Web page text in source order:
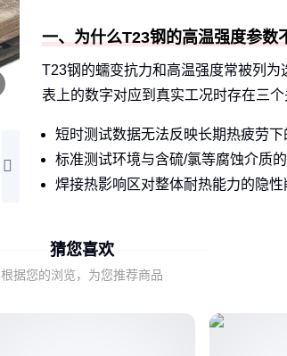
一、为什么T23钢的高温强度参数
T23钢的蠕变抗力和高温强度常被列为
表上的数字对应到真实工况时存在三个
短时测试数据无法反映长期热疲劳
标准测试环境与含硫/氯等腐蚀介质
焊接热影响区对整体耐热能力的隐性
景分析才能转化为有效判断。
锅炉管道
猜您喜欢
根据您的浏览，为您推荐商品